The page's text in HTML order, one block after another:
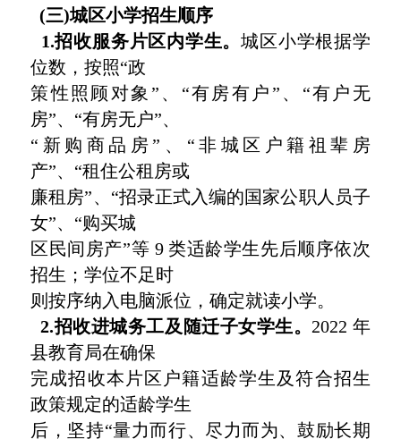
(三)城区小学招生顺序
1.招收服务片区内学生。城区小学根据学
位数，按照“政
策性照顾对象”、“有房有户”、“有户无
房”、“有房无户”、
“新购商品房”、“非城区户籍祖辈房
产”、“租住公租房或
廉租房”、“招录正式入编的国家公职人员子
女”、“购买城
区民间房产”等 9 类适龄学生先后顺序依次
招生；学位不足时
则按序纳入电脑派位，确定就读小学。
2.招收进城务工及随迁子女学生。 2022 年
县教育局在确保
完成招收本片区户籍适龄学生及符合招生
政策规定的适龄学生
后，坚持“量力而行、尽力而为、鼓励长期